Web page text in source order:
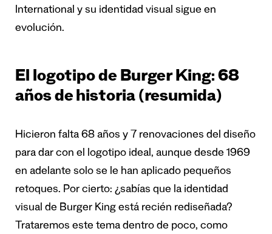
International y su identidad visual sigue en
evolución.
El logotipo de Burger King: 68
años de historia (resumida)
Hicieron falta 68 años y 7 renovaciones del diseño
para dar con el logotipo ideal, aunque desde 1969
en adelante solo se le han aplicado pequeños
retoques. Por cierto: ¿sabías que la identidad
visual de Burger King está recién rediseñada?
Trataremos este tema dentro de poco, como